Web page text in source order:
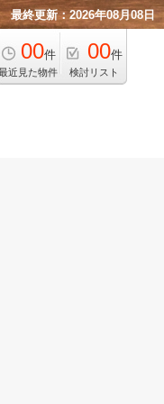
最終更新：2026年08月08日
00件
近見た物件
00件
検討リスト